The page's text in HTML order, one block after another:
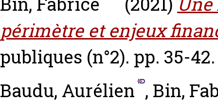
périmètre et enjeux
publiques (n°2). pp. 35-42.
Baudu, Aurélien , Bin,